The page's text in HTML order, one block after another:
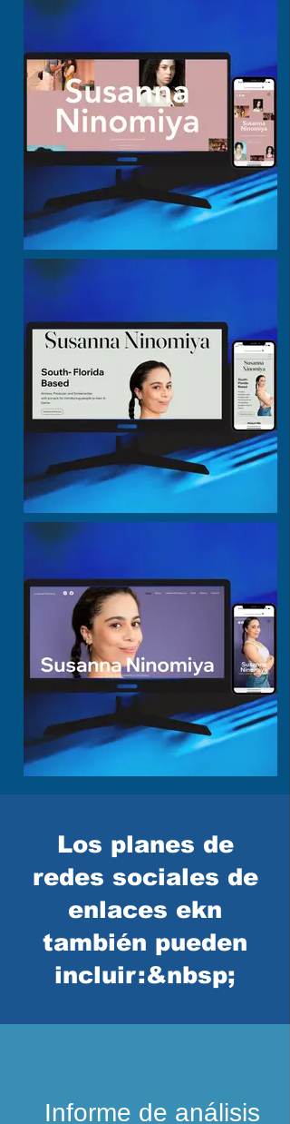
Los planes de
redes sociales de
enlaces ekn
también pueden
incluir:&nbsp;
Informe de análisis